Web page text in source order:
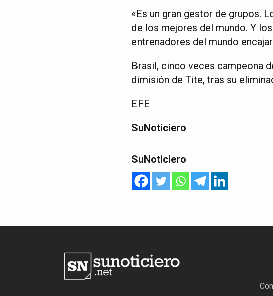
«Es un gran gestor de grupos.
de los mejores del mundo. Y
entrenadores del mundo
Brasil, cinco veces campeona
dimisión de Tite, tras su
EFE
SuNoticiero
SuNoticiero